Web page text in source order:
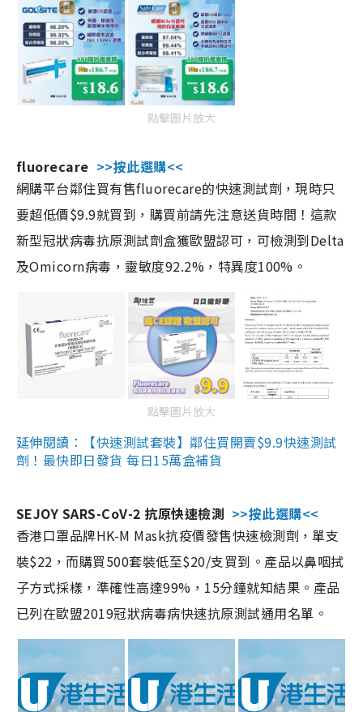
點擊圖片放大
fluorecare >>按此選購<<
網購平台鄰住買有售fluorecare的快速測試劑，現時只
要超低價$9.9就買到，購買前請先注意送貨時間！這款
新型冠狀病毒抗原測試劑盒獲歐盟認可，可檢測到Delta
及Omicorn病毒，靈敏度92.2%，特異度100%。
點擊圖片放大
延伸閱讀：【快速測試套裝】鄰住買開賣$9.9快速測試
劑！最快即日發貨 每日15萬盒補貨
SEJOY SARS-CoV-2 抗原快速檢測 >>按此選購<<
香港口罩品牌HK-M Mask抗疫價發售快速檢測劑，單支
裝$22，而購買500套裝低至$20/支買到。產品以鼻咽拭
子方式採樣，準確性高達99%，15分鐘就知結果。產品
已列在歐盟2019冠狀病毒病快速抗原測試通用名單。